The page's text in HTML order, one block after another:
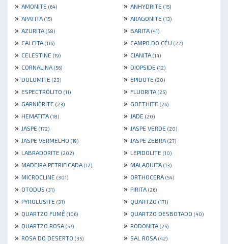
» AMONITE (64) » ANHYDRITE (15)
» APATITA (15) » ARAGONITE (13)
» AZURITA (58) » BARITA (41)
» CALCITA (116) » CAMPO DO CÉU (22)
» CELESTINE (19) » CIANITA (14)
» CORNALINA (56) » DIOPSIDE (12)
» DOLOMITE (23) » EPIDOTE (20)
» ESPECTRÓLITO (11) » FLUORITA (25)
» GARNIÈRITE (23) » GOETHITE (26)
» HEMATITA (18) » JADE (20)
» JASPE (172) » JASPE VERDE (20)
» JASPE VERMELHO (19) » JASPE ZEBRA (27)
» LABRADORITE (202) » LEPIDOLITE (10)
» MADEIRA PETRIFICADA (12) » MALAQUITA (13)
» MICROCLINE (301) » ORTHOCERA (54)
» OTODUS (31) » PIRITA (26)
» PYROLUSITE (31) » QUARTZO (171)
» QUARTZO FUMÊ (106) » QUARTZO DESBOTADO (40)
» QUARTZO ROSA (57) » RODONITA (25)
» ROSA DO DESERTO (35) » SAL ROSA (42)